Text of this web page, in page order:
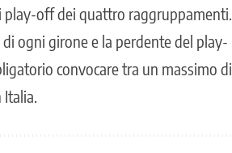
off dei quattro raggruppamenti.
ogni girone e la perdente del play-
convocare tra un massimo di
Italia